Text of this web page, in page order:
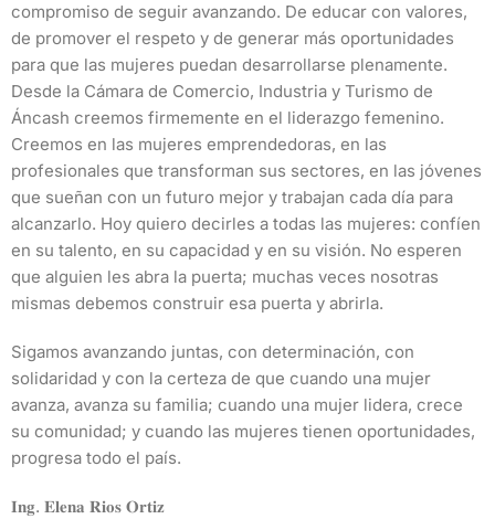
compromiso de seguir avanzando. De educar con valores,
de promover el respeto y de generar más oportunidades
para que las mujeres puedan desarrollarse plenamente.
Desde la Cámara de Comercio, Industria y Turismo de
Áncash creemos firmemente en el liderazgo femenino.
Creemos en las mujeres emprendedoras, en las
profesionales que transforman sus sectores, en las jóvenes
que sueñan con un futuro mejor y trabajan cada día para
alcanzarlo. Hoy quiero decirles a todas las mujeres: confíen
en su talento, en su capacidad y en su visión. No esperen
que alguien les abra la puerta; muchas veces nosotras
mismas debemos construir esa puerta y abrirla.
Sigamos avanzando juntas, con determinación, con
solidaridad y con la certeza de que cuando una mujer
avanza, avanza su familia; cuando una mujer lidera, crece
su comunidad; y cuando las mujeres tienen oportunidades,
progresa todo el país.
𝐈𝐧𝐠. 𝐄𝐥𝐞𝐧𝐚 𝐑𝐢𝐨𝐬 𝐎𝐫𝐭𝐢𝐳